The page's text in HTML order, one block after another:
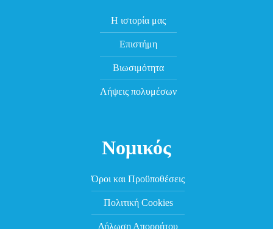
Η ιστορία μας
Επιστήμη
Βιωσιμότητα
Λήψεις πολυμέσων
Νομικός
Όροι και Προϋποθέσεις
Πολιτική Cookies
Δήλωση Απορρήτου